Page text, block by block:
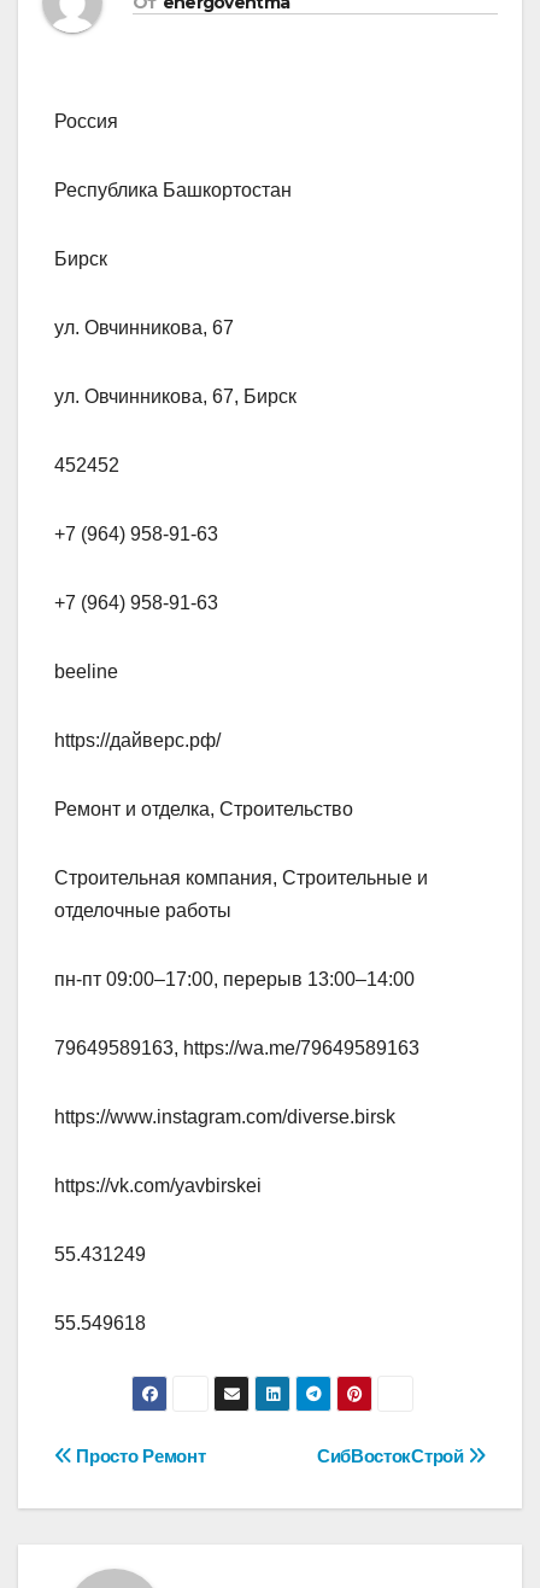
Россия
Республика Башкортостан
Бирск
ул. Овчинникова, 67
ул. Овчинникова, 67, Бирск
452452
+7 (964) 958-91-63
+7 (964) 958-91-63
beeline
https://дайверс.рф/
Ремонт и отделка, Строительство
Строительная компания, Строительные и
отделочные работы
пн-пт 09:00–17:00, перерыв 13:00–14:00
79649589163, https://wa.me/79649589163
https://www.instagram.com/diverse.birsk
https://vk.com/yavbirskei
55.431249
55.549618
Навигация
по
записям
СибВостокСтрой
Просто Ремонт